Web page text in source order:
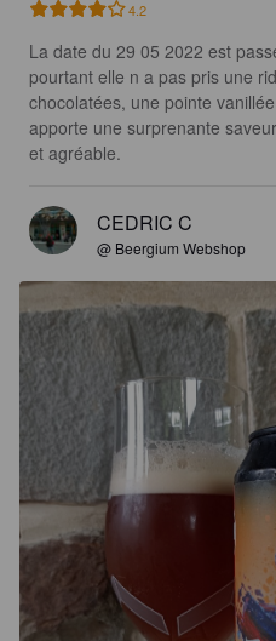
4.2
La date du 29 05 2022 est
pourtant elle n a pas pris une
chocolatées, une pointe
apporte une surprenante
et agréable.
CEDRIC C
@ Beergium Webshop